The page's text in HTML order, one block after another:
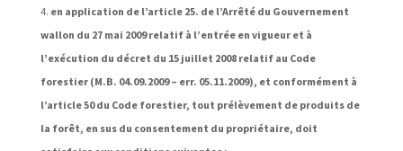
en application de l’article 25. de l’Arrêté du Gouvernement
wallon du 27 mai 2009 relatif à l’entrée en vigueur et à
l’exécution du décret du 15 juillet 2008 relatif au Code
forestier (M.B. 04.09.2009 – err. 05.11.2009), et conformément à
l’article 50 du Code forestier, tout prélèvement de produits de
la forêt, en sus du consentement du propriétaire, doit